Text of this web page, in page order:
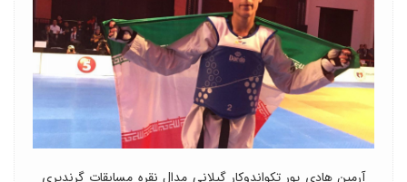
آرمین هادی پور تکواندوکار گیلانی مدال نقره مسابقات گرندپری